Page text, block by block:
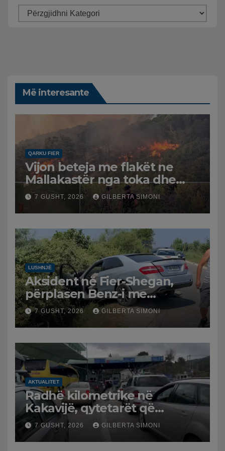
Më interesante
QARKU FIER
Vijon beteja me flakët ne
Mallakastër nga toka dhe
nga ajri me dy helikopterë.
7 GUSHT, 2026 GILBERTA SIMONI
LUSHNJË
Aksident në Fier-Shegan,
përplasen Benz-i me
furgonin, plagoset një i
moshuar
7 GUSHT, 2026 GILBERTA SIMONI
AKTUALITET
Radhë kilometrike në
Kakavijë, qytetarët që
kthehen në Shqipëri
bllokohen në temperatura të
larta, pala greke punon me
7 GUSHT, 2026 GILBERTA SIMONI